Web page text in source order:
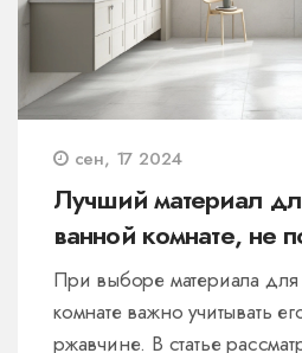
сен, 17 2024
Лучший материал
ванной комнате, не
ржавчине
При выборе материала
комнате важно учитывать
ржавчине. В статье